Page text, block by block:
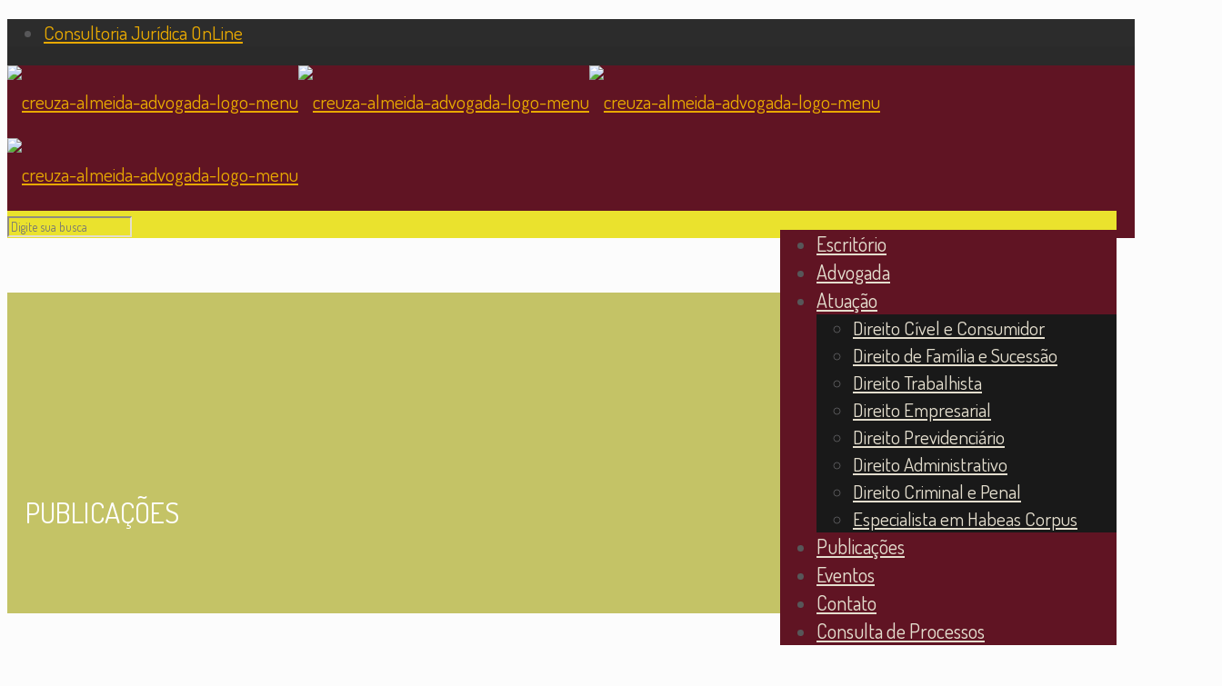
Consultoria Jurídica OnLine
Escritório
Advogada
Atuação
Direito Cível e Consumidor
Direito de Família e Sucessão
Direito Trabalhista
Direito Empresarial
Direito Previdenciário
Direito Administrativo
Direito Criminal e Penal
Especialista em Habeas Corpus
Publicações
Eventos
Contato
Consulta de Processos
PUBLICAÇÕES